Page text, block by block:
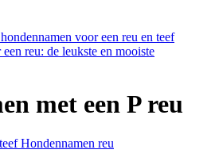
voor een reu en teef
reu: de leukste en mooiste
met een P reu
Hondennamen reu